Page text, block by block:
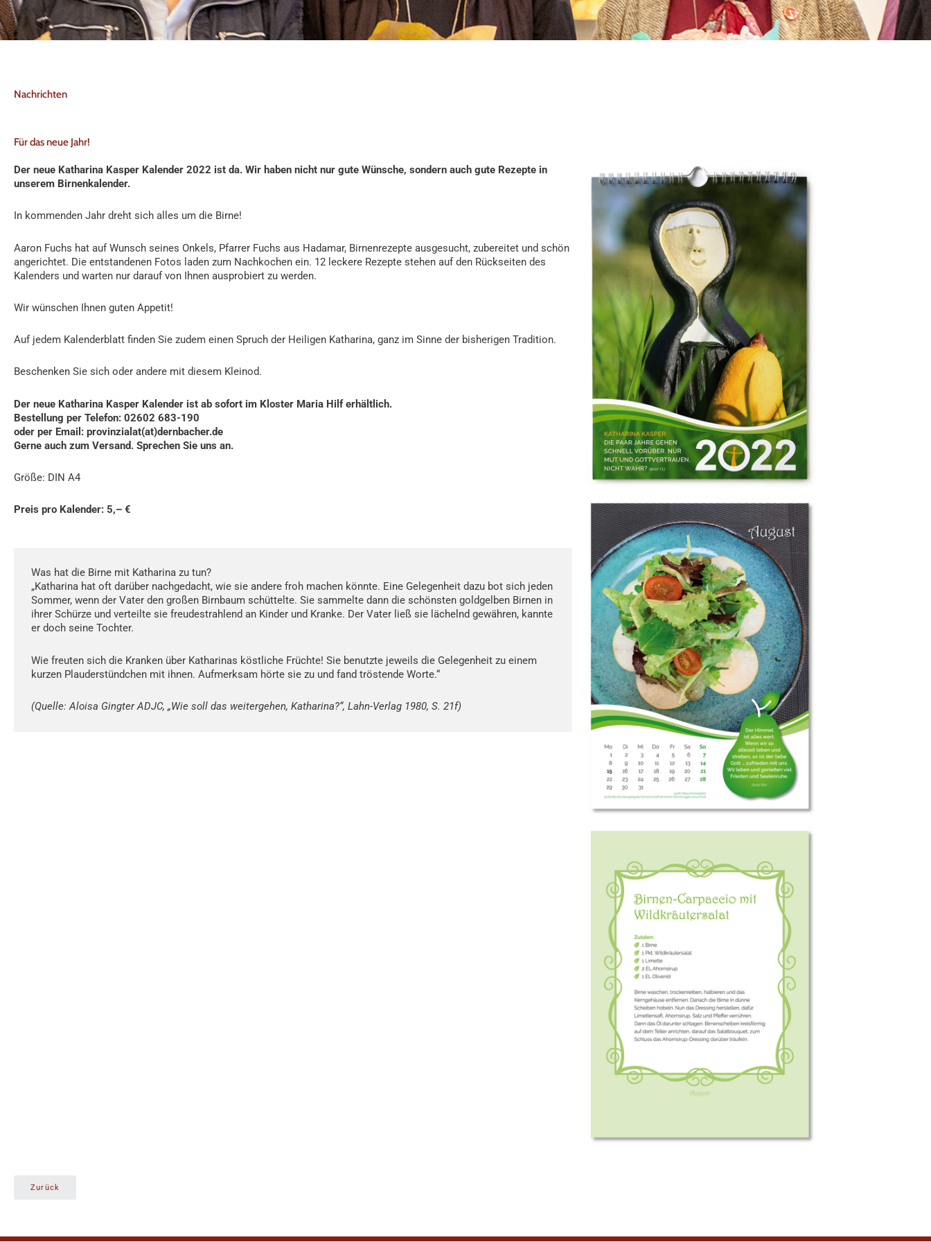
Nachrichten
Für das neue Jahr!
Der neue Katharina Kasper Kalender 2022 ist da. Wir haben nicht nur gute Wünsche, sondern auch gute Rezepte in
unserem Birnenkalender.
In kommenden Jahr dreht sich alles um die Birne!
Aaron Fuchs hat auf Wunsch seines Onkels, Pfarrer Fuchs aus Hadamar, Birnenrezepte ausgesucht, zubereitet und schön
angerichtet. Die entstandenen Fotos laden zum Nachkochen ein. 12 leckere Rezepte stehen auf den Rückseiten des
Kalenders und warten nur darauf von Ihnen ausprobiert zu werden.
Wir wünschen Ihnen guten Appetit!
Auf jedem Kalenderblatt finden Sie zudem einen Spruch der Heiligen Katharina, ganz im Sinne der bisherigen Tradition.
Beschenken Sie sich oder andere mit diesem Kleinod.
Der neue Katharina Kasper Kalender ist ab sofort im Kloster Maria Hilf erhältlich.
Bestellung per Telefon: 02602 683-190
oder per Email: provinzialat(at)dernbacher.de
Gerne auch zum Versand. Sprechen Sie uns an.
Größe: DIN A4
Preis pro Kalender: 5,– €
Was hat die Birne mit Katharina zu tun?
„Katharina hat oft darüber nachgedacht, wie sie andere froh machen könnte. Eine Gelegenheit dazu bot sich jeden
Sommer, wenn der Vater den großen Birnbaum schüttelte. Sie sammelte dann die schönsten goldgelben Birnen in
ihrer Schürze und verteilte sie freudestrahlend an Kinder und Kranke. Der Vater ließ sie lächelnd gewähren, kannte
er doch seine Tochter.
Wie freuten sich die Kranken über Katharinas köstliche Früchte! Sie benutzte jeweils die Gelegenheit zu einem
kurzen Plauderstündchen mit ihnen. Aufmerksam hörte sie zu und fand tröstende Worte.“
(Quelle: Aloisa Gingter ADJC, „Wie soll das weitergehen, Katharina?“, Lahn-Verlag 1980, S. 21f)
Zurück